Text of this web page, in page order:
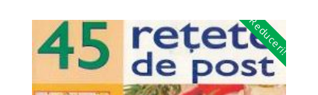
Reduceri!